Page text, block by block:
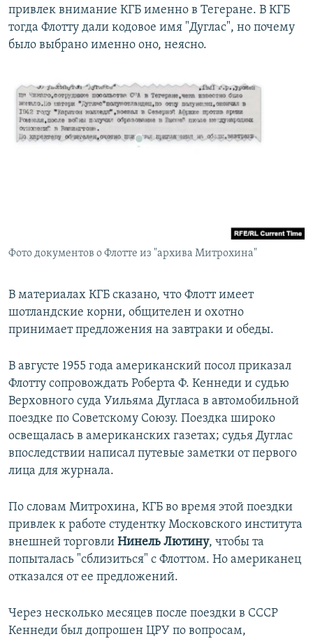
привлек внимание КГБ именно в Тегеране. В КГБ
тогда Флотту дали кодовое имя "Дуглас", но почему
было выбрано именно оно, неясно.
Фото документов о Флотте из "архива Митрохина"
В материалах КГБ сказано, что Флотт имеет
шотландские корни, общителен и охотно
принимает предложения на завтраки и обеды.
В августе 1955 года американский посол приказал
Флотту сопровождать Роберта Ф. Кеннеди и судью
Верховного суда Уильяма Дугласа в автомобильной
поездке по Советскому Союзу. Поездка широко
освещалась в американских газетах; судья Дуглас
впоследствии написал путевые заметки от первого
лица для журнала.
По словам Митрохина, КГБ во время этой поездки
привлек к работе студентку Московского института
внешней торговли Нинель Лютину, чтобы та
попыталась "сблизиться" с Флоттом. Но американец
отказался от ее предложений.
Через несколько месяцев после поездки в СССР
Кеннеди был допрошен ЦРУ по вопросам,